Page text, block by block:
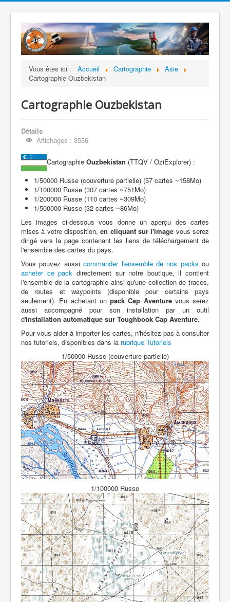
Vous êtes ici : Accueil Cartographie
Asie
Cartographie Ouzbekistan
Cartographie Ouzbekistan
Détails
Affichages : 3556
Cartographie Ouzbekistan (TTQV / OziExplorer) :
1/50000 Russe (couverture partielle) (57 cartes ~158Mo)
1/100000 Russe (307 cartes ~751Mo)
1/200000 Russe (110 cartes ~309Mo)
1/500000 Russe (32 cartes ~86Mo)
Les images ci-dessous vous donne un aperçu des cartes
mises à votre disposition,en cliquant sur l'image vous serez
dirigé vers la page contenant les liens de téléchargement de
l'ensemble des cartes du pays.
Vous pouvez aussicommander l'ensemble de nos packs ou
acheter ce pack directement sur notre boutique, il contient
l'ensemble de la cartographie ainsi qu'une collection de traces,
de routes et waypoints (disponible pour certains pays
seulement). En achetant un pack Cap Aventurevous serez
aussi accompagné pour son installation par un outil
d'installation automatique sur Toughbook Cap Aventure.
Pour vous aider à importer les cartes, n'hésitez pas à consulter
nos tutoriels, disponibles dans la rubrique Tutoriels
1/50000 Russe (couverture partielle)
1/100000 Russe